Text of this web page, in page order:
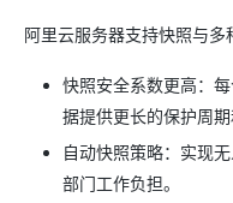
阿里云服务器支持快照与多
快照安全系数更高：
据提供更长的保护周期
自动快照策略：实现
部门工作负担。